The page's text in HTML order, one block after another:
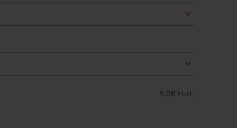
5,08 EUR